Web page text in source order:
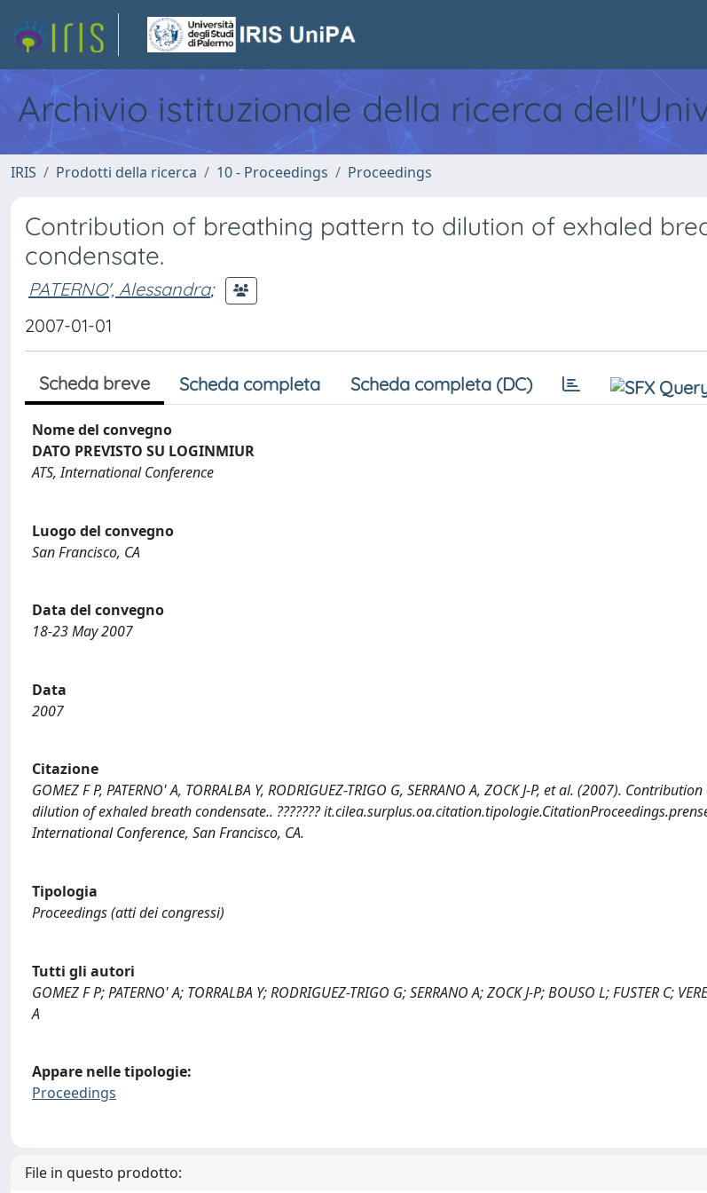
Archivio istituzionale della ricerca
IRIS Prodotti della ricerca 10 - Proceedings Proceedings
Contribution of breathing pattern to dilution of exhaled
condensate.
PATERNO', Alessandra;
2007-01-01
Scheda breve Scheda completa Scheda completa (DC)
Nome del convegno
DATO PREVISTO SU LOGINMIUR
ATS, International Conference
Luogo del convegno
San Francisco, CA
Data del convegno
18-23 May 2007
Data
2007
Citazione
GOMEZ F P, PATERNO' A, TORRALBA Y, RODRIGUEZ-TRIGO G, SERRANO A, ZOCK J-P, et al. (2007).
dilution of exhaled breath condensate.. ???????
International Conference, San Francisco, CA.
Tipologia
Proceedings (atti dei congressi)
Tutti gli autori
GOMEZ F P; PATERNO' A; TORRALBA Y; RODRIGUEZ-TRIGO G; SERRANO A; ZOCK J-P; BOUSO L; FUSTER C;
A
Appare nelle tipologie:
Proceedings
File in questo prodotto: